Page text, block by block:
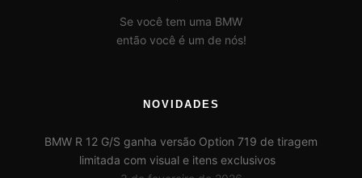
Se você tem uma BMW
então você é um de nós!
NOVIDADES
BMW R 12 G/S ganha versão Option 719 de tiragem
limitada com visual e itens exclusivos